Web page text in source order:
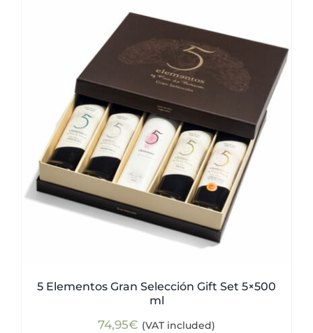
5 Elementos Gran Selección Gift Set 5×500
ml
74,95€ (VAT included)